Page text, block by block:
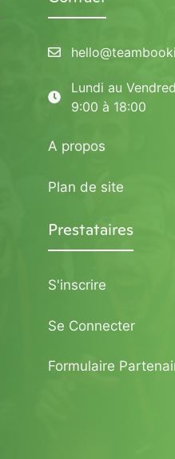
Lundi au
9:00 à 18:00
A propos
Plan de site
Prestataires
S'inscrire
Se Connecter
Formulaire